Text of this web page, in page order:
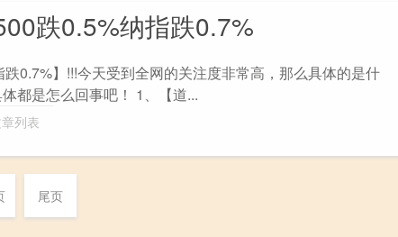
跌0.5%纳指跌0.7%
跌0.7%】!!!今天受到全网的关注度非常高，那么具体的是什
都是怎么回事吧！ 1、【道...
列表
尾页